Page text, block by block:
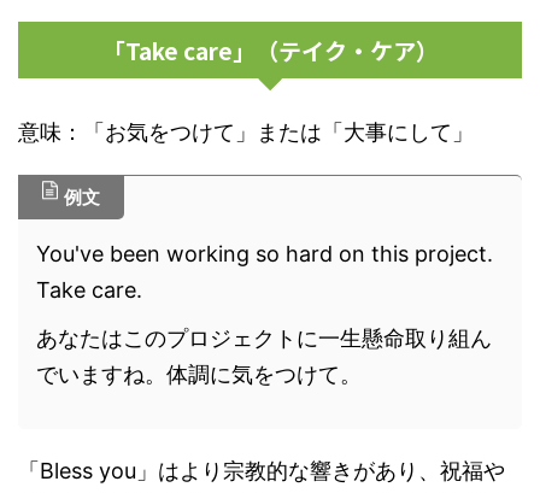
「Take care」（テイク・ケア）
意味：「お気をつけて」または「大事にして」
例文
You've been working so hard on this project.
Take care.
あなたはこのプロジェクトに一生懸命取り組ん
でいますね。体調に気をつけて。
「Bless you」はより宗教的な響きがあり、祝福や